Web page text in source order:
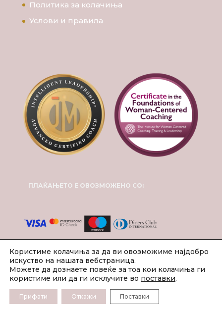
Политика за колачиња
Услови и правила
ПЛАЌАЊЕТО Е ОВОЗМОЖЕНО СО:
2024 © Инспирит Коучинг
Користиме колачиња за да ви овозможиме најдобро
искуство на нашата вебстраница.
Можете да дознаете повеќе за тоа кои колачиња ги
користиме или да ги исклучите во поставки.
Прифати Откажи Поставки